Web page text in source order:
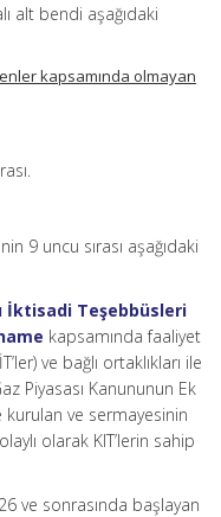
alt bendi aşağıdaki
kapsamında olmayan
9 uncu sırası aşağıdaki
İktisadi Teşebbüsleri
kapsamında faaliyet
ve bağlı ortaklıkları ile
Piyasası Kanununun Ek
ve sermayesinin
olarak KIT’lerin sahip
ve sonrasında başlayan